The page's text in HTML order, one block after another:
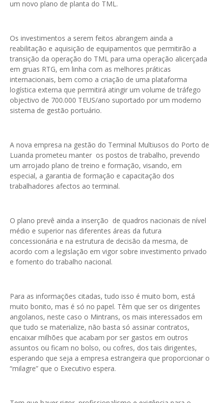
um novo plano de planta do TML.
Os investimentos a serem feitos abrangem ainda a
reabilitação e aquisição de equipamentos que permitirão a
transição da operação do TML para uma operação alicerçada
em gruas RTG, em linha com as melhores práticas
internacionais, bem como a criação de uma plataforma
logística externa que permitirá atingir um volume de tráfego
objectivo de 700.000 TEUS/ano suportado por um moderno
sistema de gestão portuário.
A nova empresa na gestão do Terminal Multiusos do Porto de
Luanda prometeu manter os postos de trabalho, prevendo
um arrojado plano de treino e formação, visando, em
especial, a garantia de formação e capacitação dos
trabalhadores afectos ao terminal.
O plano prevê ainda a inserção de quadros nacionais de nível
médio e superior nas diferentes áreas da futura
concessionária e na estrutura de decisão da mesma, de
acordo com a legislação em vigor sobre investimento privado
e fomento do trabalho nacional.
Para as informações citadas, tudo isso é muito bom, está
muito bonito, mas é só no papel. Têm que ser os dirigentes
angolanos, neste caso o Mintrans, os mais interessados em
que tudo se materialize, não basta só assinar contratos,
encaixar milhões que acabam por ser gastos em outros
assuntos ou ficam no bolso, ou cofres, dos tais dirigentes,
esperando que seja a empresa estrangeira que proporcionar o
“milagre” que o Executivo espera.